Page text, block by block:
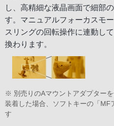
し、高精細な液晶画面で細部
す。マニュアルフォーカスモ
スリングの回転操作に連動し
換わります。
※ 別売りのAマウントアダプター
装着した場合、ソフトキーの「MF
す